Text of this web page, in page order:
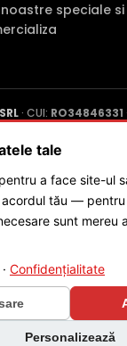
speciale
· CUI: RO34846331
Jud. Dolj ·
SC POLITES
tale
a face site-ul
tău — pentru
sunt mereu
· Confidențialitate
Personalizează